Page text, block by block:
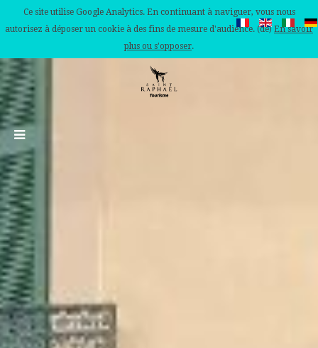
Ce site utilise Google Analytics. En continuant à naviguer, vous nous
autorisez à déposer un cookie à des fins de mesure d'audience. (de) En savoir
plus ou s'opposer.